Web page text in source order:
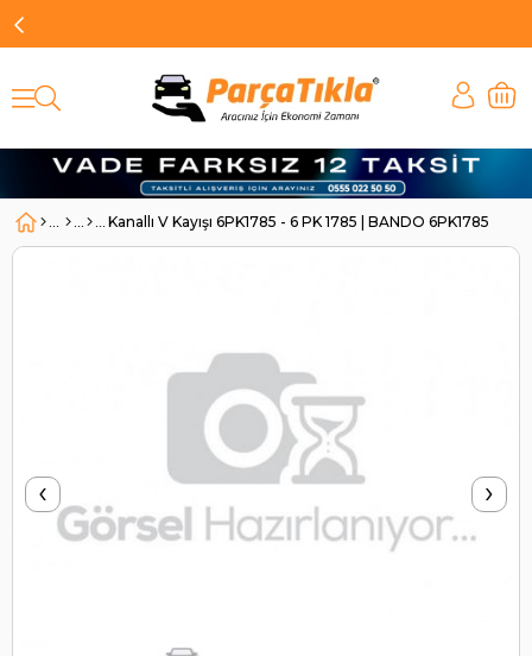
Kanallı V Kayışı 6PK1785 - 6 PK 1785 | BANDO 6PK1785
‹ ›